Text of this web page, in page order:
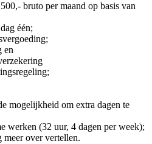
bruto per maand op basis van
één;
en
mogelijkheid om extra dagen te
werken (32 uur, 4 dagen per week);
meer over vertellen.